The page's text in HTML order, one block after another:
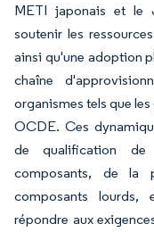
METI japonais et le
soutenir les
ainsi qu'une adoption
chaîne
organismes tels que
OCDE. Ces
de qualification de
composants, de la
composants lourds,
répondre aux